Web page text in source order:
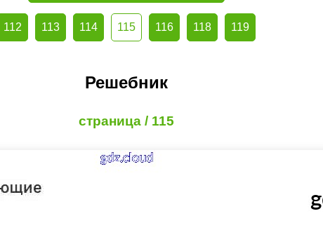
112 113 114 115 116 118 119
Решебник
страница / 115